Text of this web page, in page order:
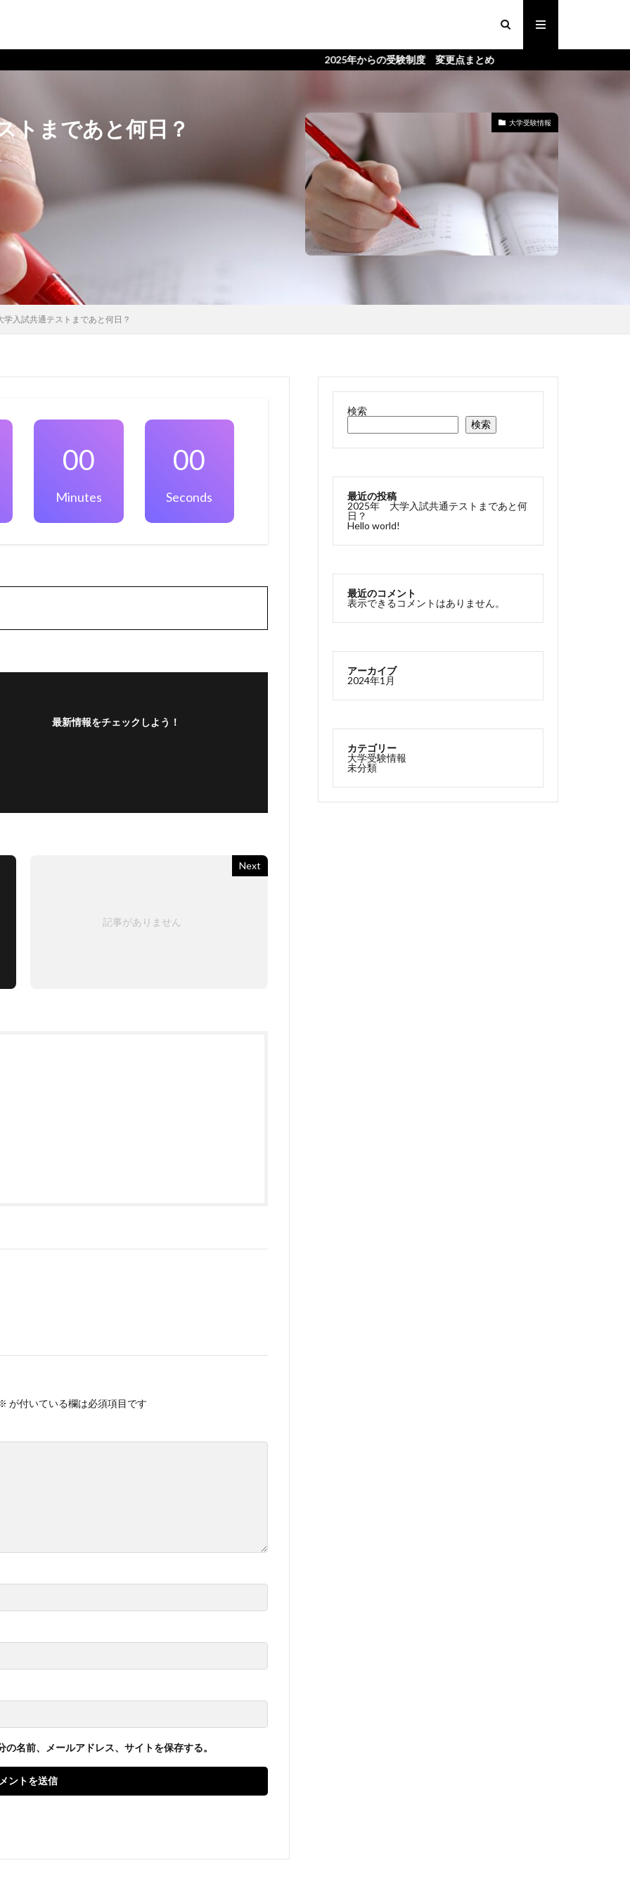
2025年からの受験制度 変更点まとめ
トまであと何日？ 大学受験情報
入試共通テストまであと何日？
00
Minutes
00
Seconds
最新情報をチェックしよう！
Next
記事がありません
が付いている欄は必須項目です
名前、メールアドレス、サイトを保存する。
検索
検索
最近の投稿
2025年 大学入試共通テストまであと何
日？
Hello world!
最近のコメント
表示できるコメントはありません。
アーカイブ
2024年1月
カテゴリー
大学受験情報
未分類